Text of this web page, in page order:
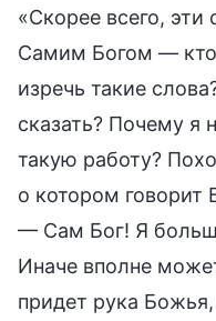
«Скорее всего,
Самим Богом — кто
изречь такие
сказать? Почему я
такую работу?
о котором говорит
— Сам Бог! Я
Иначе вполне
придет рука